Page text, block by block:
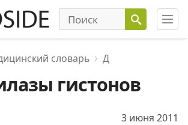
словарь Д
гистонов
3 июня 2011